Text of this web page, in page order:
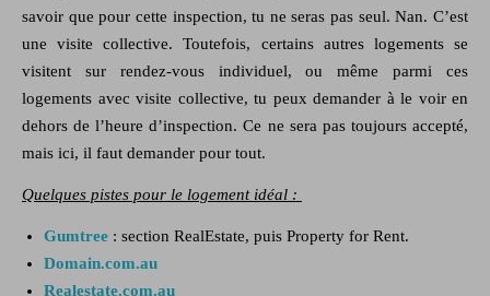
savoir que pour cette inspection, tu ne seras pas seul. Nan. C’est
une visite collective. Toutefois, certains autres logements se
visitent sur rendez-vous individuel, ou même parmi ces
logements avec visite collective, tu peux demander à le voir en
dehors de l’heure d’inspection. Ce ne sera pas toujours accepté,
mais ici, il faut demander pour tout.
Quelques pistes pour le logement idéal :
Gumtree : section RealEstate, puis Property for Rent.
Domain.com.au
Realestate.com.au